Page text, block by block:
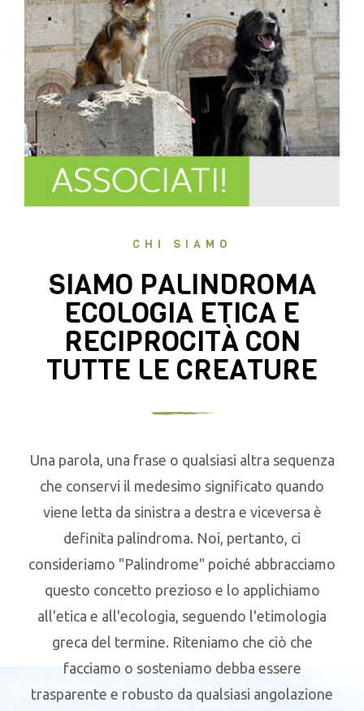
CHI SIAMO
SIAMO PALINDROMA
ECOLOGIA ETICA E
RECIPROCITÀ CON
TUTTE LE CREATURE
Una parola, una frase o qualsiasi altra sequenza
che conservi il medesimo significato quando
viene letta da sinistra a destra e viceversa è
definita palindroma. Noi, pertanto, ci
consideriamo "Palindrome" poiché abbracciamo
questo concetto prezioso e lo applichiamo
all'etica e all'ecologia, seguendo l'etimologia
greca del termine. Riteniamo che ciò che
facciamo o sosteniamo debba essere
trasparente e robusto da qualsiasi angolazione